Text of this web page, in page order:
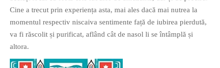
Albastra!
Download 101 Movie
Acrostics!
Cine a trecut prin experiența asta, mai ales dacă mai nutrea la
momentul respectiv niscaiva sentimente față de iubirea pierdută,
va fi răscolit și purificat, aflând cât de nasol li se întâmplă și
altora.